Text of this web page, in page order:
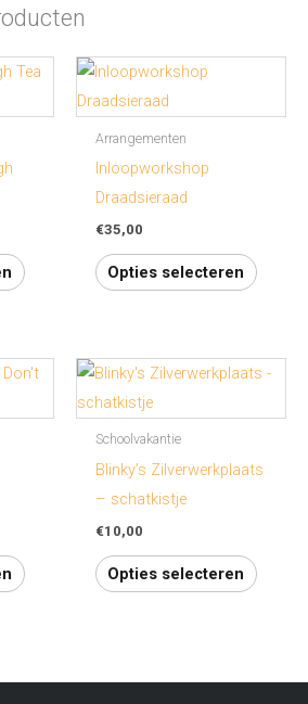
Dit
product
kan
op
productpagina
Arrangementen
Inloopworkshop
Draadsieraad
€35,00
Opties selecteren
kan
op
Dit
product
kan
Schoolvakantie
Blinky’s Zilverwerkplaats
– schatkistje
€10,00
Opties selecteren
Dit
kan